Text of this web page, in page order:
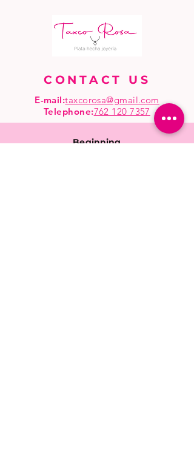
CONTACT US
E-mail:taxcorosa@gmail.com
Telephone:762 120 7357
Beginning